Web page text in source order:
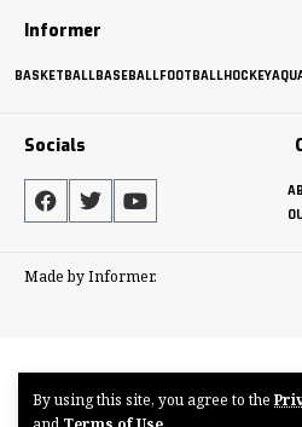
By using this site, you agree to the
Informer
BASKETBALLBASEBALLFOOTBALLHOCKEY
Socials
Made by Informer.